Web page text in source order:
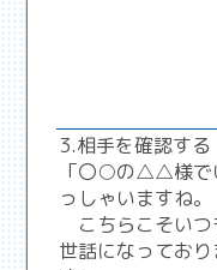
3.相手を確認する
「〇○の△△様で
っしゃいますね。
こちらこそいつ
世話になっており